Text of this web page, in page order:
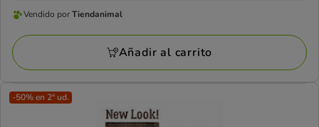
opiniones
a
Vendido
por
Tiendanimal
Vendido porTiendanimal
Añadir al carrito
-50% en 2ª ud.